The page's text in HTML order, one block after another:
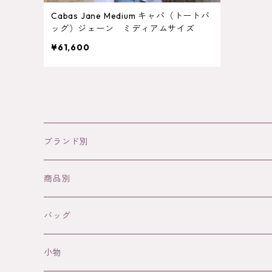
Cabas Jane Medium キャバ（トートバ
ッグ）ジェーン ミディアムサイズ
¥61,600
ブランド別
NODIE’S
SANABAY PARIS
WAEKURA
商品別
バッグ
革バッグ
アクセサリー
バッグ
革バッグ（Nodie's)
小物